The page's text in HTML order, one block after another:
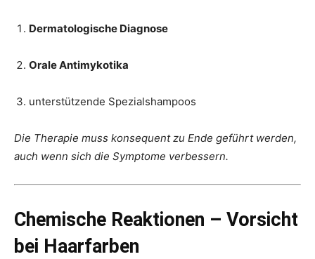
Dermatologische Diagnose
Orale Antimykotika
unterstützende Spezialshampoos
Die Therapie muss konsequent zu Ende geführt werden,
auch wenn sich die Symptome verbessern.
Chemische Reaktionen – Vorsicht
bei Haarfarben